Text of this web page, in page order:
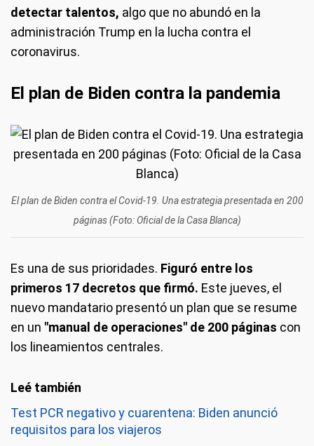
detectar talentos, algo que no abundó en la
administración Trump en la lucha contra el
coronavirus.
El plan de Biden contra la pandemia
El plan de Biden contra el Covid-19. Una estrategia presentada en 200
páginas (Foto: Oficial de la Casa Blanca)
Es una de sus prioridades. Figuró entre los
primeros 17 decretos que firmó. Este jueves, el
nuevo mandatario presentó un plan que se resume
en un "manual de operaciones" de 200 páginas con
los lineamientos centrales.
Test PCR negativo y cuarentena: Biden anunció
requisitos para los viajeros